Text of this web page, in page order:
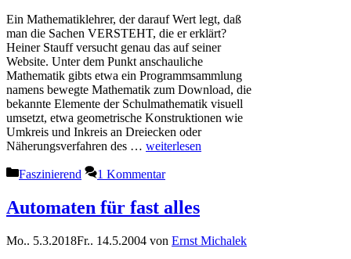
Ein Mathematiklehrer, der darauf Wert legt, daß
man die Sachen VERSTEHT, die er erklärt?
Heiner Stauff versucht genau das auf seiner
Website. Unter dem Punkt anschauliche
Mathematik gibts etwa ein Programmsammlung
namens bewegte Mathematik zum Download, die
bekannte Elemente der Schulmathematik visuell
umsetzt, etwa geometrische Konstruktionen wie
Umkreis und Inkreis an Dreiecken oder
Näherungsverfahren des … weiterlesen
Kategorien
Faszinierend 1 Kommentar
Automaten für fast alles
Mo.. 5.3.2018Fr.. 14.5.2004 von Ernst Michalek